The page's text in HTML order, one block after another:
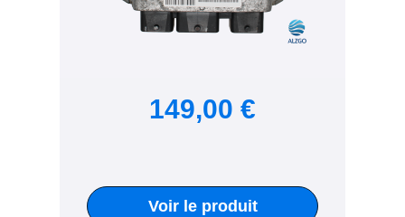
149,00 €
Voir le produit